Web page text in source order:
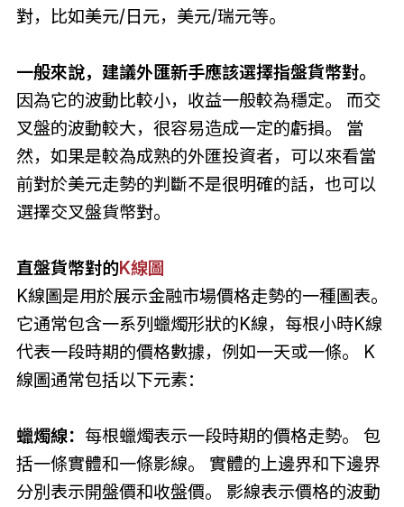
對，比如美元/日元，美元/瑞元等。
一般來說，建議外匯新手應該選擇指盤貨幣對。
因為它的波動比較小，收益一般較為穩定。 而交
叉盤的波動較大，很容易造成一定的虧損。 當
然，如果是較為成熟的外匯投資者，可以來看當
前對於美元走勢的判斷不是很明確的話，也可以
選擇交叉盤貨幣對。
直盤貨幣對的K線圖
K線圖是用於展示金融市場價格走勢的一種圖表。
它通常包含一系列蠟燭形狀的K線，每根小時K線
代表一段時期的價格數據，例如一天或一條。 K
線圖通常包括以下元素：
蠟燭線： 每根蠟燭表示一段時期的價格走勢。 包
括一條實體和一條影線。 實體的上邊界和下邊界
分別表示開盤價和收盤價。 影線表示價格的波動